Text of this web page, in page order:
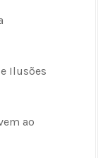
Ilusões
ao